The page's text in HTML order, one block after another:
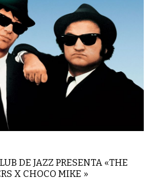
DE JAZZ PRESENTA «THE
X CHOCO MIKE »